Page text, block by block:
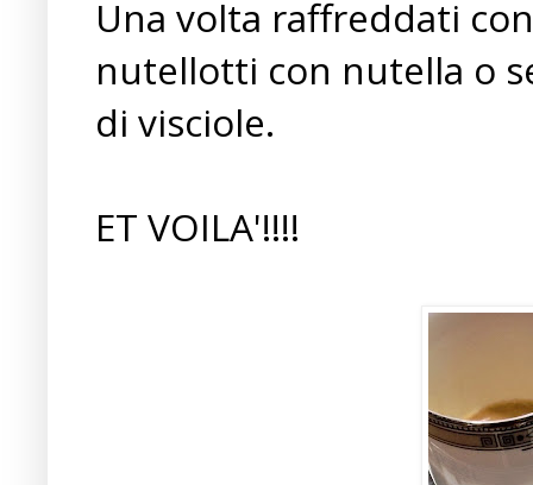
Una volta raffreddati
nutellotti con nutella o
di visciole.
ET VOILA'!!!!